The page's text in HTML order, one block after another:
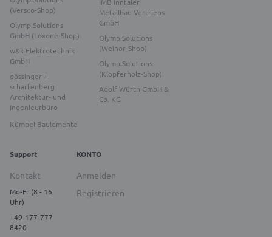
(Versco-Shop)
Olymp.Solutions
GmbH (Loxone-Shop)
w&k Elektrotechnik
GmbH
gössinger +
scharfenberg
Architektur- und
Ingenieurbüro
Kümpel Baulemente
IMB Inntaler
Metallbau Vertriebs
GmbH
Olymp.Solutions
(Weinor-Shop)
Olymp.Solutions
(Klöpferholz-Shop)
Adolf Würth GmbH &
Co. KG
Support
Kontakt
Mo-Fr (8 - 16
Uhr)
+49-177-777
8420
KONTO
Anmelden
Registrieren